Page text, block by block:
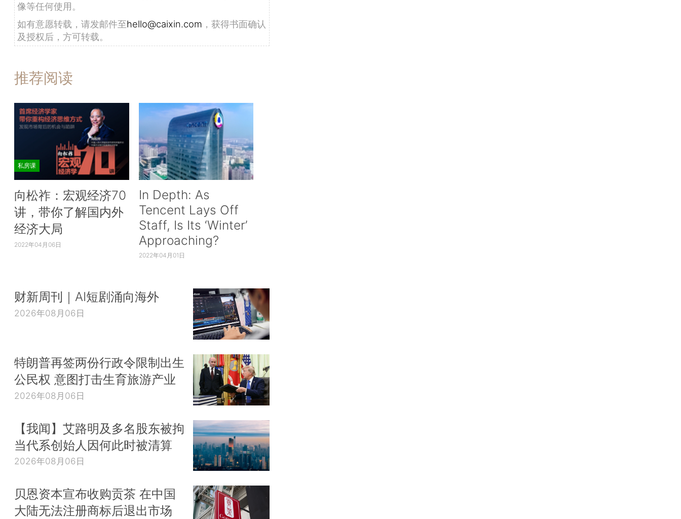
像等任何使用。
如有意愿转载，请发邮件至hello@caixin.com ，获得书面确认
及授权后，方可转载。
推荐阅读
私房课
向松祚：宏观经济70
讲，带你了解国内外
经济大局
2022年04月06日
In Depth: As
Tencent Lays Off
Staff, Is Its ‘Winter’
Approaching?
2022年04月01日
财新周刊｜AI短剧涌向海外
2026年08月06日
特朗普再签两份行政令限制出生
公民权 意图打击生育旅游产业
2026年08月06日
【我闻】艾路明及多名股东被拘
当代系创始人因何此时被清算
2026年08月06日
贝恩资本宣布收购贡茶 在中国
大陆无法注册商标后退出市场